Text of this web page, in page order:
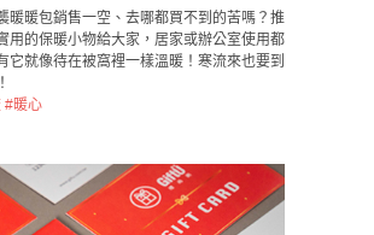
暖暖包銷售一空、去哪都買不到的苦嗎？推
用的保暖小物給大家，居家或辦公室使用都
它就像待在被窩裡一樣溫暖！寒流來也要到
#暖心